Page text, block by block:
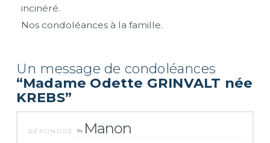
incinéré.
Nos condoléances à la famille.
Un message de condoléances
“Madame Odette GRINVALT née
KREBS”
RÉPONDRE Manon